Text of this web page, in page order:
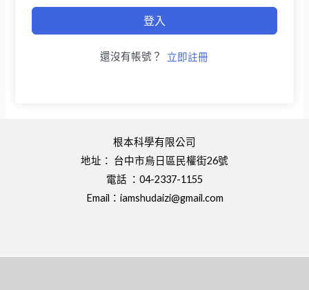
登入
還沒有帳號？ 立即註冊
根本科學有限公司
地址： 台中市烏日區民權街26號
電話 ：04-2337-1155
Email： iamshudaizi@gmail.com